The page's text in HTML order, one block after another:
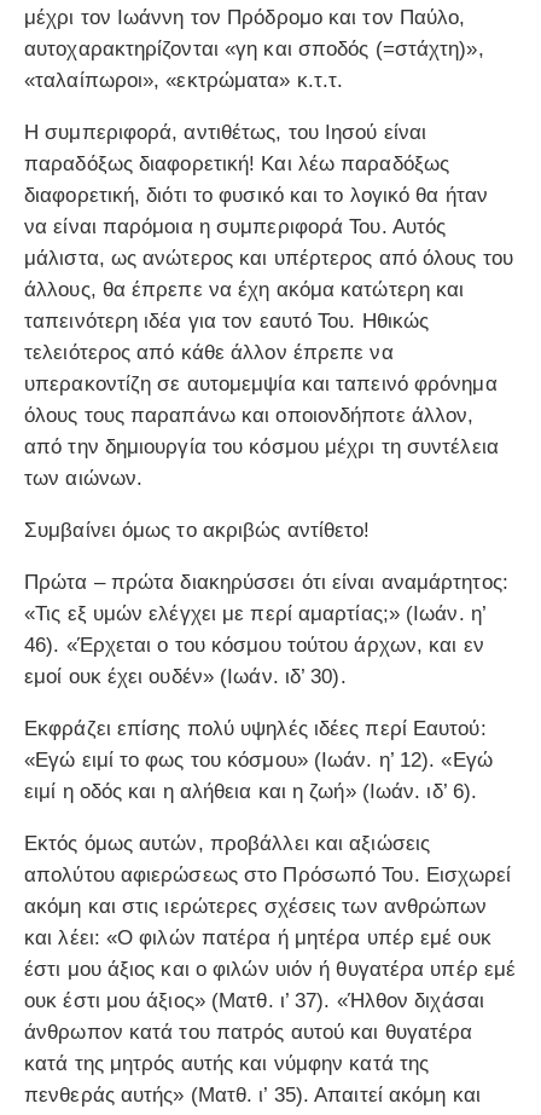
μέχρι τον Ιωάννη τον Πρόδρομο και τον Παύλο,
αυτοχαρακτηρίζονται «γη και σποδός (=στάχτη)»,
«ταλαίπωροι», «εκτρώματα» κ.τ.τ.
Η συμπεριφορά, αντιθέτως, του Ιησού είναι
παραδόξως διαφορετική! Και λέω παραδόξως
διαφορετική, διότι το φυσικό και το λογικό θα ήταν
να είναι παρόμοια η συμπεριφορά Του. Αυτός
μάλιστα, ως ανώτερος και υπέρτερος από όλους του
άλλους, θα έπρεπε να έχη ακόμα κατώτερη και
ταπεινότερη ιδέα για τον εαυτό Του. Ηθικώς
τελειότερος από κάθε άλλον έπρεπε να
υπερακοντίζη σε αυτομεμψία και ταπεινό φρόνημα
όλους τους παραπάνω και οποιονδήποτε άλλον,
από την δημιουργία του κόσμου μέχρι τη συντέλεια
των αιώνων.
Συμβαίνει όμως το ακριβώς αντίθετο!
Πρώτα – πρώτα διακηρύσσει ότι είναι αναμάρτητος:
«Τις εξ υμών ελέγχει με περί αμαρτίας;» (Ιωάν. η’
46). «Έρχεται ο του κόσμου τούτου άρχων, και εν
εμοί ουκ έχει ουδέν» (Ιωάν. ιδ’ 30).
Εκφράζει επίσης πολύ υψηλές ιδέες περί Εαυτού:
«Εγώ ειμί το φως του κόσμου» (Ιωάν. η’ 12). «Εγώ
ειμί η οδός και η αλήθεια και η ζωή» (Ιωάν. ιδ’ 6).
Εκτός όμως αυτών, προβάλλει και αξιώσεις
απολύτου αφιερώσεως στο Πρόσωπό Του. Εισχωρεί
ακόμη και στις ιερώτερες σχέσεις των ανθρώπων
και λέει: «Ο φιλών πατέρα ή μητέρα υπέρ εμέ ουκ
έστι μου άξιος και ο φιλών υιόν ή θυγατέρα υπέρ εμέ
ουκ έστι μου άξιος» (Ματθ. ι’ 37). «Ήλθον διχάσαι
άνθρωπον κατά του πατρός αυτού και θυγατέρα
κατά της μητρός αυτής και νύμφην κατά της
πενθεράς αυτής» (Ματθ. ι’ 35). Απαιτεί ακόμη και